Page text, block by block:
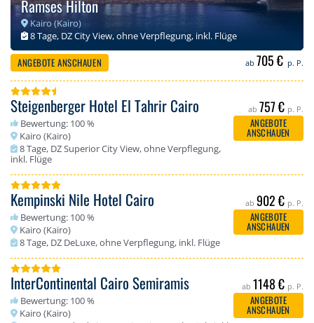
Ramses Hilton
Kairo (Kairo)
8 Tage, DZ City View, ohne Verpflegung, inkl. Flüge
ANGEBOTE ANSCHAUEN ab 705 € p. P.
Steigenberger Hotel El Tahrir Cairo
Bewertung: 100 %
Kairo (Kairo)
8 Tage, DZ Superior City View, ohne Verpflegung,
inkl. Flüge
ab 757 € p. P.
ANGEBOTE
ANSCHAUEN
Kempinski Nile Hotel Cairo
Bewertung: 100 %
Kairo (Kairo)
8 Tage, DZ DeLuxe, ohne Verpflegung, inkl. Flüge
ab 902 € p. P.
ANGEBOTE
ANSCHAUEN
InterContinental Cairo Semiramis
Bewertung: 100 %
Kairo (Kairo)
ab 1148 € p. P.
ANGEBOTE
ANSCHAUEN